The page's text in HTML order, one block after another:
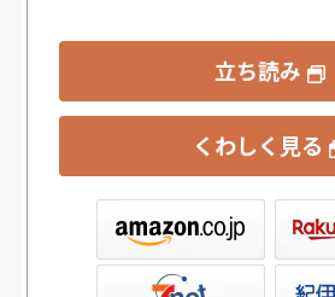
立ち読み
くわしく見る
書店ウェブストア